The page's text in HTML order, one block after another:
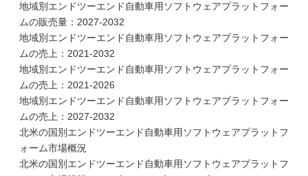
地域別エンドツーエンド自動車用ソフトウェアプラットフォー
ムの販売量：2027-2032
地域別エンドツーエンド自動車用ソフトウェアプラットフォー
ムの売上：2021-2032
地域別エンドツーエンド自動車用ソフトウェアプラットフォー
ムの売上：2021-2026
地域別エンドツーエンド自動車用ソフトウェアプラットフォー
ムの売上：2027-2032
北米の国別エンドツーエンド自動車用ソフトウェアプラットフ
ォーム市場概況
北米の国別エンドツーエンド自動車用ソフトウェアプラットフ